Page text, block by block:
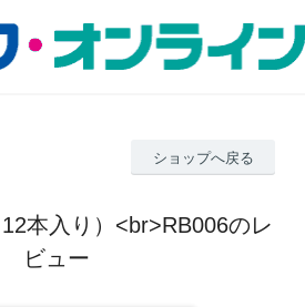
ショップへ戻る
本入り）<br>RB006のレ
ビュー